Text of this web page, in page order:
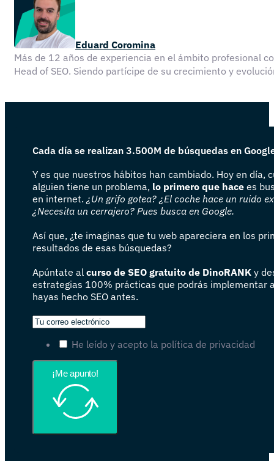
Eduard Coromina
Más de 12 años de experiencia en el ámbito profesional
Head of SEO. Siendo partícipe de su crecimiento y
Cada día se realizan 3.500M de búsquedas en
Y es que nuestros hábitos han cambiado. Hoy en día,
alguien tiene un problema, lo primero que hace es
en internet. ¿Un grifo gotea? ¿El coche hace un ruido
¿Necesita un cerrajero? Pues busca en Google.
Así que, ¿te imaginas que tu web apareciera en los
resultados de esas búsquedas?
Apúntate al curso de SEO gratuito de DinoRANK y
estrategias 100% prácticas que podrás implementar
hayas hecho SEO antes.
He leído y acepto la política de privacidad
¡Me apunto!